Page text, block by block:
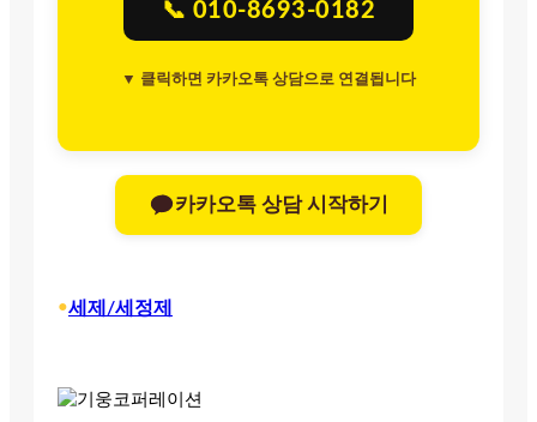
📞 010-8693-0182
▼ 클릭하면 카카오톡 상담으로 연결됩니다
카카오톡 상담 시작하기
•세제/세정제